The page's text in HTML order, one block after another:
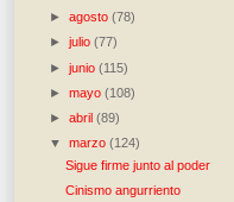
►agosto(78)
►julio(77)
►junio(115)
►mayo(108)
►abril(89)
▼marzo(124)
Sigue firme junto al poder
Cinismo angurriento